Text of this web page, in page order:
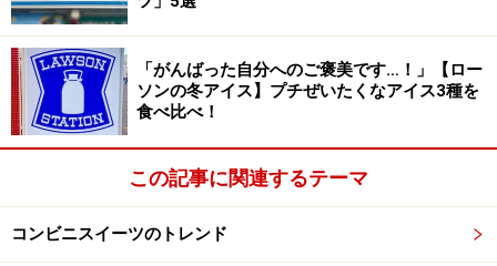
と、ベリーソースの酸味が心地よいアクセントになって
います。
「がんばった自分へのご褒美です…！」【ロー
ソンの冬アイス】プチぜいたくなアイス3種を
食べ比べ！
この記事に関連するテーマ
コンビニスイーツのトレンド